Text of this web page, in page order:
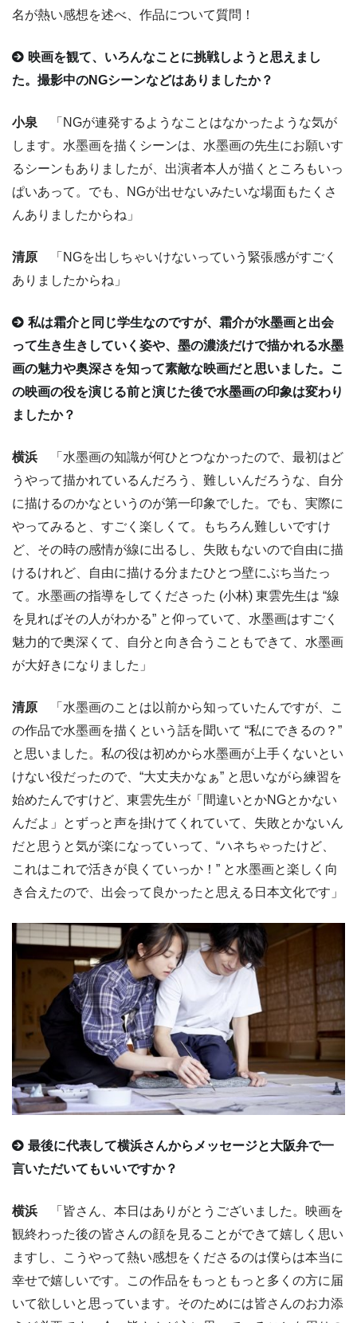
名が熱い感想を述べ、作品について質問！
映画を観て、いろんなことに挑戦しようと思えまし
た。撮影中のNGシーンなどはありましたか？
小泉 「NGが連発するようなことはなかったような気が
します。水墨画を描くシーンは、水墨画の先生にお願いす
るシーンもありましたが、出演者本人が描くところもいっ
ぱいあって。でも、NGが出せないみたいな場面もたくさ
んありましたからね」
清原 「NGを出しちゃいけないっていう緊張感がすごく
ありましたからね」
私は霜介と同じ学生なのですが、霜介が水墨画と出会
って生き生きしていく姿や、墨の濃淡だけで描かれる水墨
画の魅力や奥深さを知って素敵な映画だと思いました。こ
の映画の役を演じる前と演じた後で水墨画の印象は変わり
ましたか？
横浜 「水墨画の知識が何ひとつなかったので、最初はど
うやって描かれているんだろう、難しいんだろうな、自分
に描けるのかなというのが第一印象でした。でも、実際に
やってみると、すごく楽しくて。もちろん難しいですけ
ど、その時の感情が線に出るし、失敗もないので自由に描
けるけれど、自由に描ける分またひとつ壁にぶち当たっ
て。水墨画の指導をしてくださった (小林) 東雲先生は “線
を見ればその人がわかる” と仰っていて、水墨画はすごく
魅力的で奥深くて、自分と向き合うこともできて、水墨画
が大好きになりました」
清原 「水墨画のことは以前から知っていたんですが、こ
の作品で水墨画を描くという話を聞いて “私にできるの？”
と思いました。私の役は初めから水墨画が上手くないとい
けない役だったので、“大丈夫かなぁ” と思いながら練習を
始めたんですけど、東雲先生が「間違いとかNGとかない
んだよ」とずっと声を掛けてくれていて、失敗とかないん
だと思うと気が楽になっていって、“ハネちゃったけど、
これはこれで活きが良くていっか！” と水墨画と楽しく向
き合えたので、出会って良かったと思える日本文化です」
最後に代表して横浜さんからメッセージと大阪弁で一
言いただいてもいいですか？
横浜 「皆さん、本日はありがとうございました。映画を
観終わった後の皆さんの顔を見ることができて嬉しく思い
ますし、こうやって熱い感想をくださるのは僕らは本当に
幸せで嬉しいです。この作品をもっともっと多くの方に届
いて欲しいと思っています。そのためには皆さんのお力添